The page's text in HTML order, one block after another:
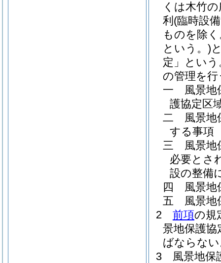
くは木竹
利 (臨時設
ものを除
という。)
定」という
の管理を
一
風景
護協定区
二
風景
する事項
三
風景
必要とさ
設の整備
四
風景地
五
風景
2
前項の規
景地保護
ばならな
3
風景地保